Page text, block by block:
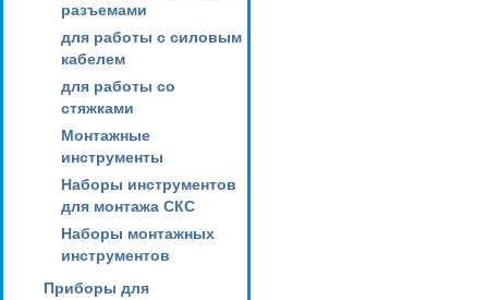
разъемами
для работы с силовым
кабелем
для работы со
стяжками
Монтажные
инструменты
Наборы инструментов
для монтажа СКС
Наборы монтажных
инструментов
Приборы для